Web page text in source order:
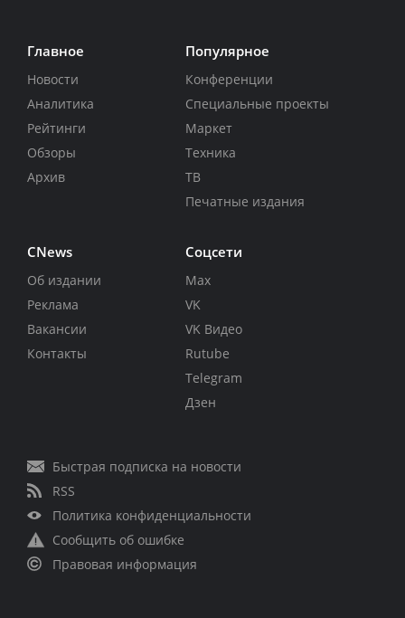
Главное
Новости
Аналитика
Рейтинги
Обзоры
Архив
Популярное
Конференции
Специальные проекты
Маркет
Техника
ТВ
Печатные издания
CNews
Об издании
Реклама
Вакансии
Контакты
Соцсети
Max
VK
VK Видео
Rutube
Telegram
Дзен
Быстрая подписка на новости
RSS
Политика конфиденциальности
Сообщить об ошибке
Правовая информация